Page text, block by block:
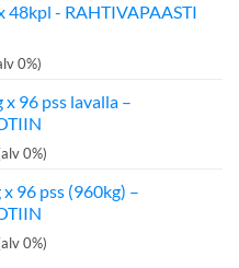
48kpl - RAHTIVAPAASTI
€.
0%)
96 pss lavalla –
0%)
96 pss (960kg) –
0%)